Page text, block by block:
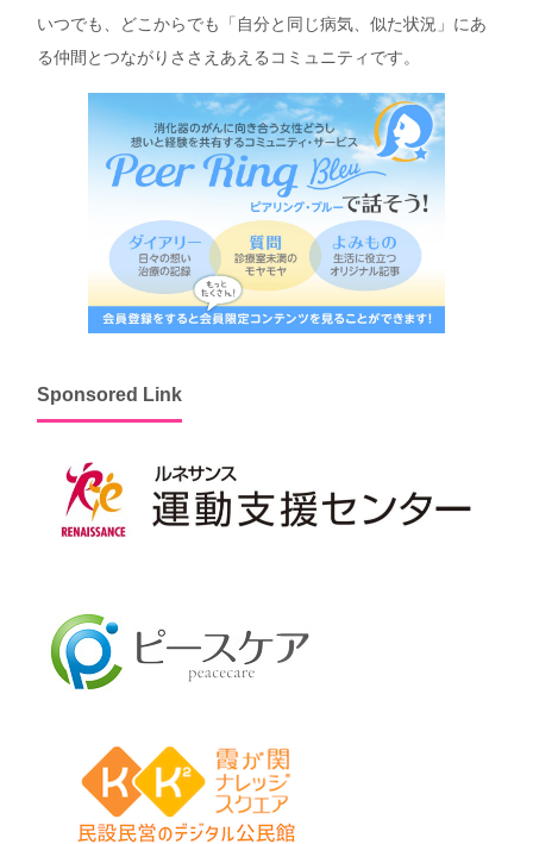
いつでも、どこからでも「自分と同じ病気、似た状況」にあ
る仲間とつながりささえあえるコミュニティです。
Sponsored Link